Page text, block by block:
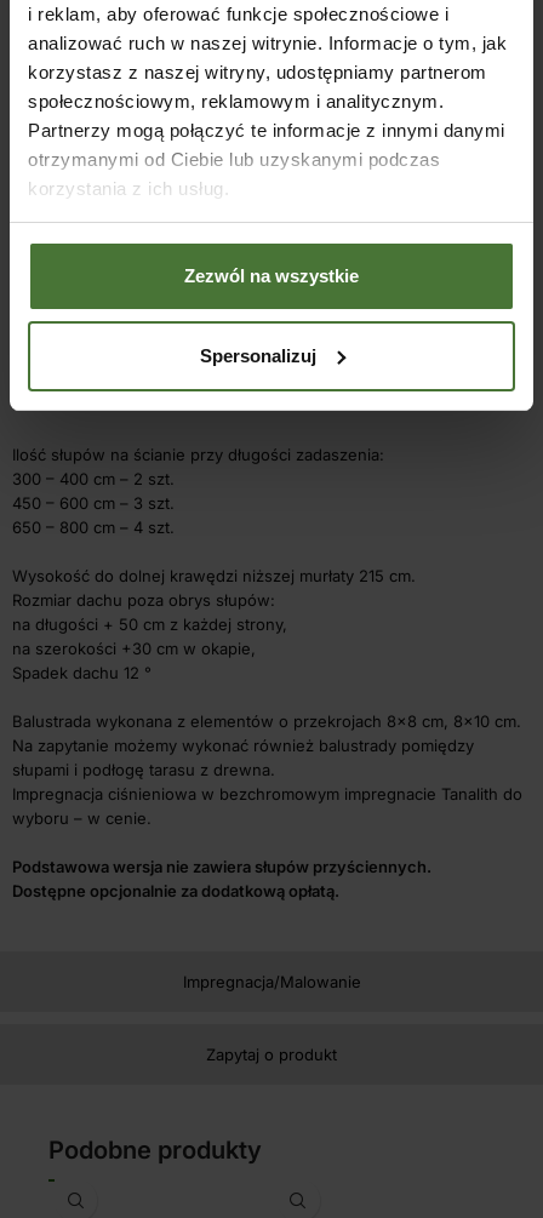
i reklam, aby oferować funkcje społecznościowe i
analizować ruch w naszej witrynie. Informacje o tym, jak
korzystasz z naszej witryny, udostępniamy partnerom
społecznościowym, reklamowym i analitycznym.
Partnerzy mogą połączyć te informacje z innymi danymi
otrzymanymi od Ciebie lub uzyskanymi podczas
korzystania z ich usług.
Zezwól na wszystkie
Spersonalizuj
Impregnacja/Malowanie
Zapytaj o produkt
Przekroje elementów:
Nazwa Przekrój/cm
Słupy w wersji podstawowej 12×12
Krokwie
Płatew 5,6×14
Ilość słupów na ścianie przy długości zadaszenia:
300 – 400 cm – 2 szt.
450 – 600 cm – 3 szt.
650 – 800 cm – 4 szt.
Wysokość do dolnej krawędzi niższej murłaty 215 cm.
Rozmiar dachu poza obrys słupów:
na długości + 50 cm z każdej strony,
na szerokości +30 cm w okapie,
Spadek dachu 12 °
Balustrada wykonana z elementów o przekrojach 8×8 cm, 8×10 cm.
Na zapytanie możemy wykonać również balustrady pomiędzy
słupami i podłogę tarasu z drewna.
Impregnacja ciśnieniowa w bezchromowym impregnacie Tanalith do
wyboru – w cenie.
Podstawowa wersja nie zawiera słupów przyściennych.
Dostępne opcjonalnie za dodatkową opłatą.
Podobne produkty